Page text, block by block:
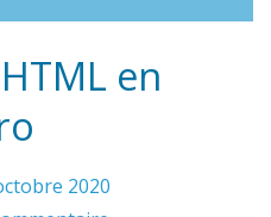
en
2020